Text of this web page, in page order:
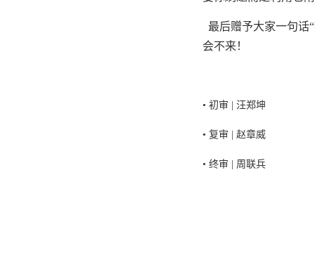
最后赠予大家一句话
会不来！
• 初审 | 汪郑坤
• 复审 | 赵章威
• 终审 | 周联兵